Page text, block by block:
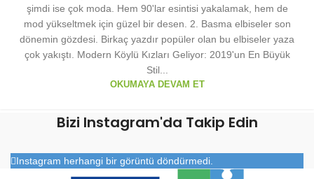
şimdi ise çok moda. Hem 90'lar esintisi yakalamak, hem de
mod yükseltmek için güzel bir desen. 2. Basma elbiseler son
dönemin gözdesi. Birkaç yazdır popüler olan bu elbiseler yaza
çok yakıştı. Modern Köylü Kızları Geliyor: 2019'un En Büyük
Stil...
OKUMAYA DEVAM ET
Bizi Instagram'da Takip Edin
Instagram herhangi bir görüntü döndürmedi.